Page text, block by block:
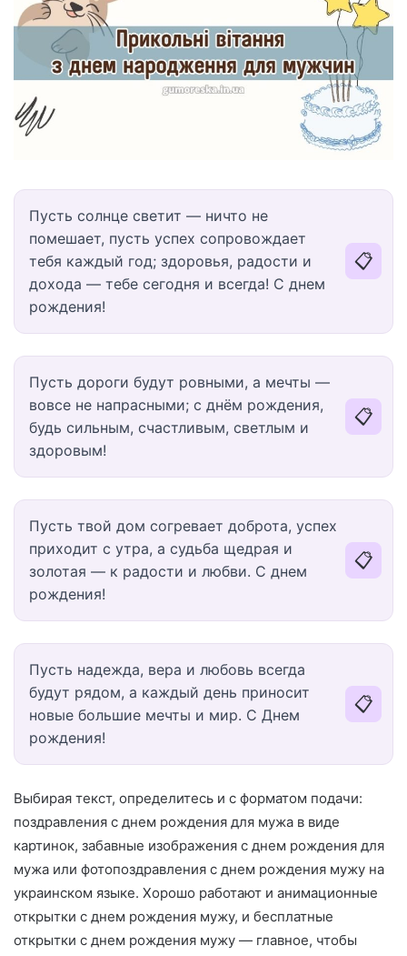
Пусть солнце светит — ничто не
помешает, пусть успех сопровождает
тебя каждый год; здоровья, радости и
дохода — тебе сегодня и всегда! С днем
рождения!
📋
Пусть дороги будут ровными, а мечты —
вовсе не напрасными; с днём рождения,
будь сильным, счастливым, светлым и
здоровым!
📋
Пусть твой дом согревает доброта, успех
приходит с утра, а судьба щедрая и
золотая — к радости и любви. С днем
рождения!
📋
Пусть надежда, вера и любовь всегда
будут рядом, а каждый день приносит
новые большие мечты и мир. С Днем
рождения!
📋
Выбирая текст, определитесь и с форматом подачи:
поздравления с днем рождения для мужа в виде
картинок, забавные изображения с днем рождения для
мужа или фотопоздравления с днем рождения мужу на
украинском языке. Хорошо работают и анимационные
открытки с днем рождения мужу, и бесплатные
открытки с днем рождения мужу — главное, чтобы